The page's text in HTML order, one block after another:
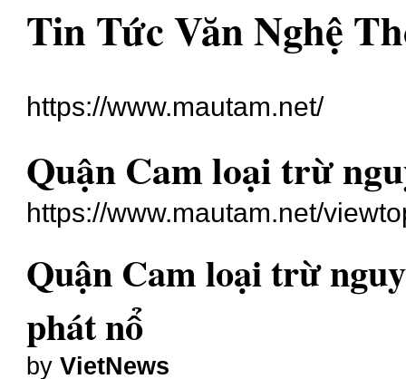
Tin Tức Văn Nghệ
https://www.mautam.net/
Quận Cam loại trừ
https://www.mautam.net/
Quận Cam loại trừ
phát nổ
byVietNews